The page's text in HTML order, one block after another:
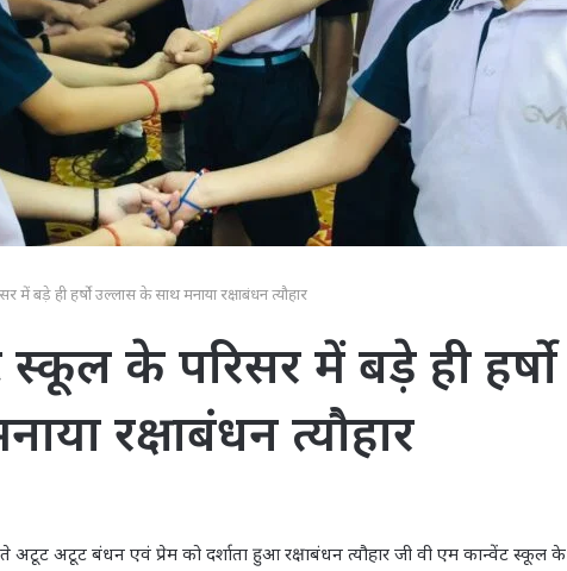
में बड़े ही हर्षो उल्लास के साथ मनाया रक्षाबंधन त्यौहार
के परिसर में बड़े ही हर्षो
रक्षाबंधन त्यौहार
अटूट अटूट बंधन एवं प्रेम को दर्शाता हुआ रक्षाबंधन त्यौहार जी वी एम कान्वेंट स्कूल के